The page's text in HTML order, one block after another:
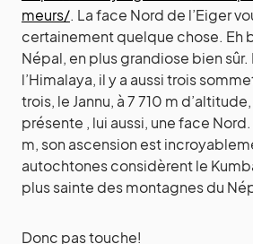
meurs/. La face Nord de l’Eiger
certainement quelque chose. Eh
Népal, en plus grandiose bien sûr.
l’Himalaya, il y a aussi trois
trois, le Jannu, à 7 710 m
présente , lui aussi, une face
m, son ascension est
autochtones considèrent le
plus sainte des montagnes du
Donc pas touche!